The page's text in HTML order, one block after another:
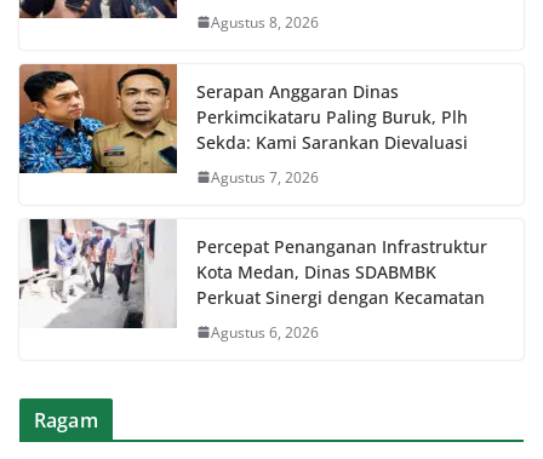
Agustus 8, 2026
Serapan Anggaran Dinas
Perkimcikataru Paling Buruk, Plh
Sekda: Kami Sarankan Dievaluasi
Agustus 7, 2026
Percepat Penanganan Infrastruktur
Kota Medan, Dinas SDABMBK
Perkuat Sinergi dengan Kecamatan
Agustus 6, 2026
Ragam